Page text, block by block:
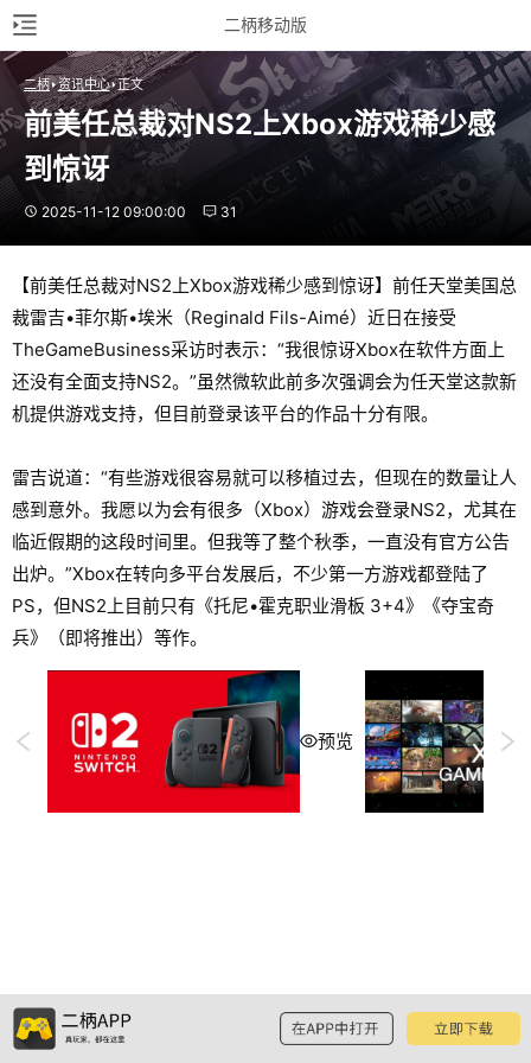
二柄移动版
二柄 资讯中心 正文
前美任总裁对NS2上Xbox游戏稀少感
到惊讶
2025-11-12 09:00:00 31
【前美任总裁对NS2上Xbox游戏稀少感到惊讶】前任天堂美国总
裁雷吉•菲尔斯•埃米（Reginald Fils-Aimé）近日在接受
TheGameBusiness采访时表示：“我很惊讶Xbox在软件方面上
还没有全面支持NS2。”虽然微软此前多次强调会为任天堂这款新
机提供游戏支持，但目前登录该平台的作品十分有限。
雷吉说道：“有些游戏很容易就可以移植过去，但现在的数量让人
感到意外。我愿以为会有很多（Xbox）游戏会登录NS2，尤其在
临近假期的这段时间里。但我等了整个秋季，一直没有官方公告
出炉。”Xbox在转向多平台发展后，不少第一方游戏都登陆了
PS，但NS2上目前只有《托尼•霍克职业滑板 3+4》《夺宝奇
兵》（即将推出）等作。
预览